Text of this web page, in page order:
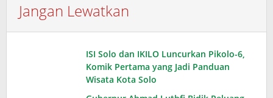
Jangan Lewatkan
ISI Solo dan IKILO Luncurkan Pikolo-6,
Komik Pertama yang Jadi Panduan
Wisata Kota Solo